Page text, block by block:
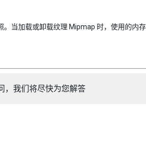
当加载或卸载纹理 Mipmap 时，使用的内
，我们将尽快为您解答